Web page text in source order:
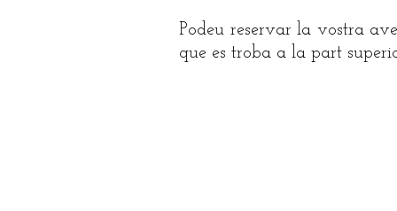
Podeu reservar la vostra
que es troba a la part